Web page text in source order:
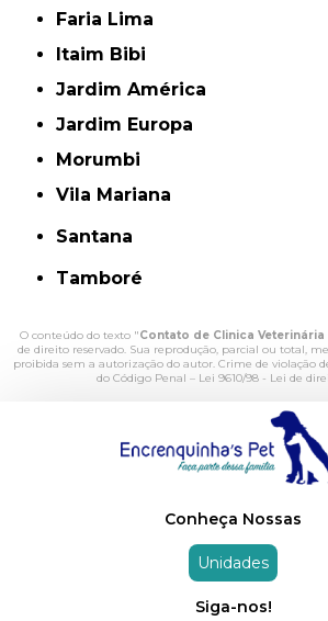
Faria Lima
Itaim Bibi
Jardim América
Jardim Europa
Morumbi
Vila Mariana
Santana
Tamboré
O conteúdo do texto "Contato de Clinica
de direito reservado. Sua reprodução, parcial ou total,
proibida sem a autorização do autor. Crime de violação
do Código Penal – Lei 9610/98 - Lei de
Conheça Nossas
Unidades
Siga-nos!